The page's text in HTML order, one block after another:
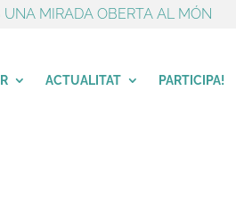
MIRADA OBERTA AL MÓN
ACTUALITAT PARTICIPA!